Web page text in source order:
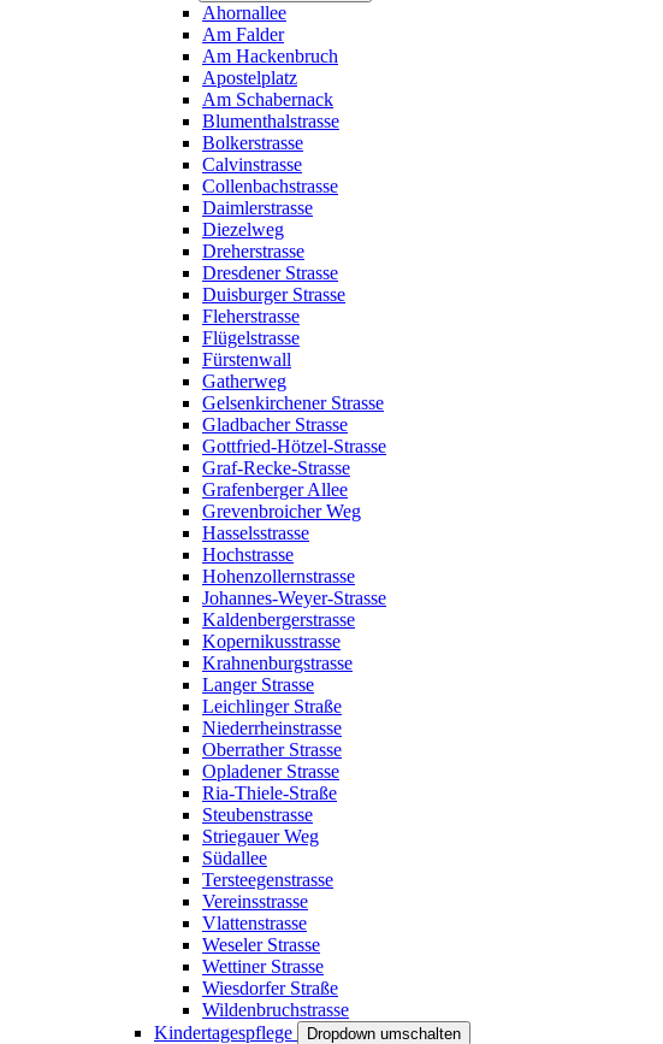
Ahornallee
Am Falder
Am Hackenbruch
Apostelplatz
Am Schabernack
Blumenthalstrasse
Bolkerstrasse
Calvinstrasse
Collenbachstrasse
Daimlerstrasse
Diezelweg
Dreherstrasse
Dresdener Strasse
Duisburger Strasse
Fleherstrasse
Flügelstrasse
Fürstenwall
Gatherweg
Gelsenkirchener Strasse
Gladbacher Strasse
Gottfried-Hötzel-Strasse
Graf-Recke-Strasse
Grafenberger Allee
Grevenbroicher Weg
Hasselsstrasse
Hochstrasse
Hohenzollernstrasse
Johannes-Weyer-Strasse
Kaldenbergerstrasse
Kopernikusstrasse
Krahnenburgstrasse
Langer Strasse
Leichlinger Straße
Niederrheinstrasse
Oberrather Strasse
Opladener Strasse
Ria-Thiele-Straße
Steubenstrasse
Striegauer Weg
Südallee
Tersteegenstrasse
Vereinsstrasse
Vlattenstrasse
Weseler Strasse
Wettiner Strasse
Wiesdorfer Straße
Wildenbruchstrasse
Kindertagespflege
Dropdown umschalten